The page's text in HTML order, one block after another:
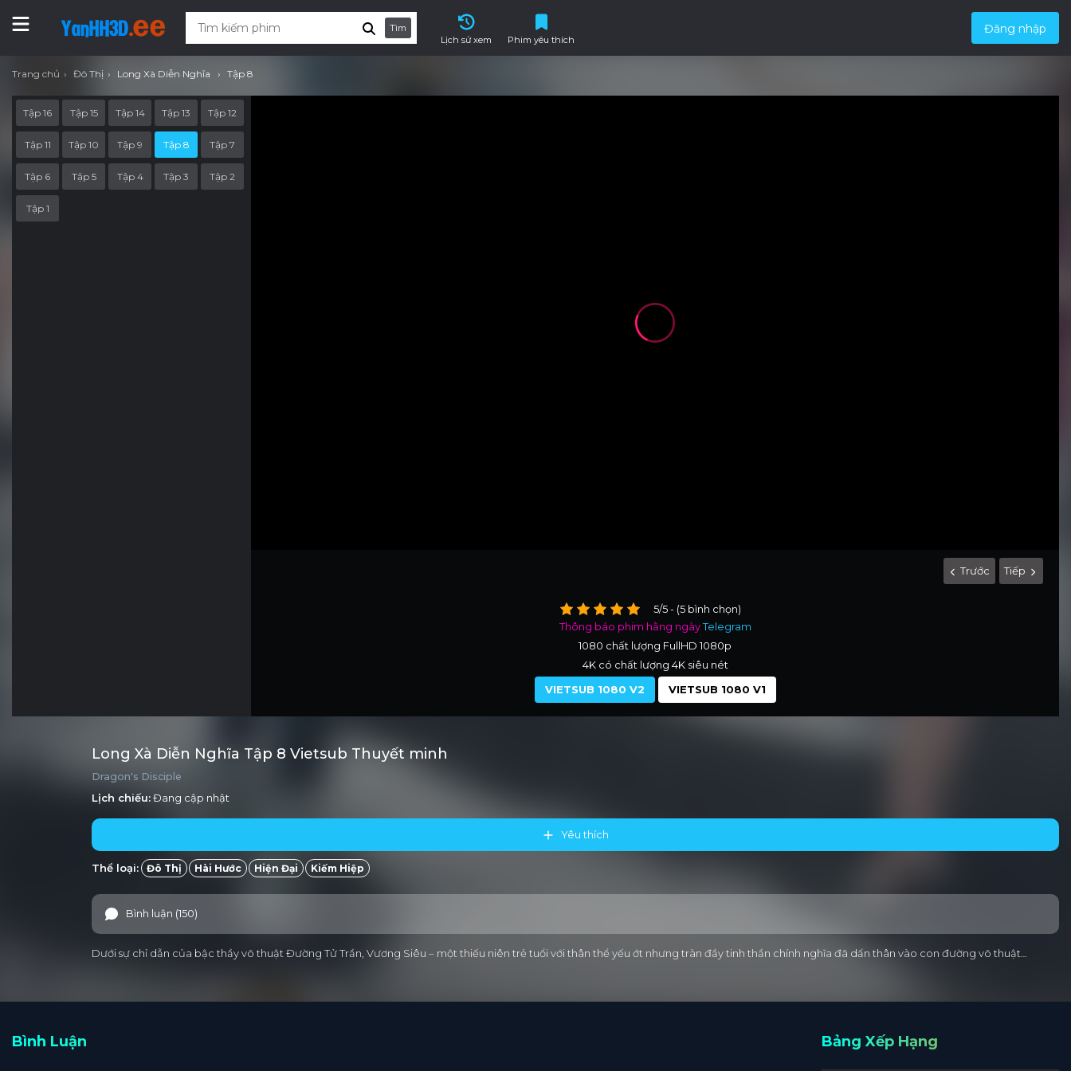
Tìm
Lịch sử xem
Phim yêu thích
Đăng nhập
Trang chủ Đô Thị Long Xà Diễn Nghĩa Tập 8
Trước Tiếp
5/5 - (5 bình chọn)
Thông báo phim hằng ngàyTelegram
1080 chất lượng FullHD 1080p
4K có chất lượng 4K siêu nét
VIETSUB 1080 V2
VIETSUB 1080 V1
Tập 16 Tập 15 Tập 14 Tập 13 Tập 12
Tập 11 Tập 10 Tập 9 Tập 8 Tập 7
Tập 6 Tập 5 Tập 4 Tập 3 Tập 2
Tập 1
Long Xà Diễn Nghĩa Tập 8 Vietsub Thuyết minh
Dragon's Disciple
Lịch chiếu:Đang cập nhật
Yêu thích
Thể loại: Đô Thị Hài Hước Hiện Đại Kiếm Hiệp
Bình luận (150)
Dưới sự chỉ dẫn của bậc thầy võ thuật Đường Tử Trần, Vương Siêu – một thiếu niên trẻ tuổi với thân thể yếu ớt nhưng tràn đầy tinh thần chính nghĩa đã dấn thân vào con đường võ thuật…
Bình Luận Bảng Xếp Hạng